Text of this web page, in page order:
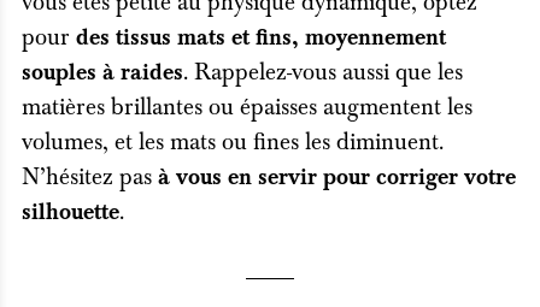
pour des tissus mats et fins, moyennement
souples à raides. Rappelez-vous aussi que les
matières brillantes ou épaisses augmentent les
volumes, et les mats ou fines les diminuent.
N’hésitez pas à vous en servir pour corriger votre
silhouette.